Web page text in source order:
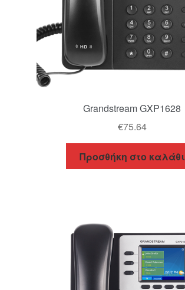
Grandstream GXP1628
€75.64
Προσθήκη στο καλάθι